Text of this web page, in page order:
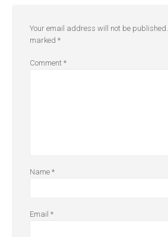
Your email address will not be published.
marked *
Comment *
Name *
Email *